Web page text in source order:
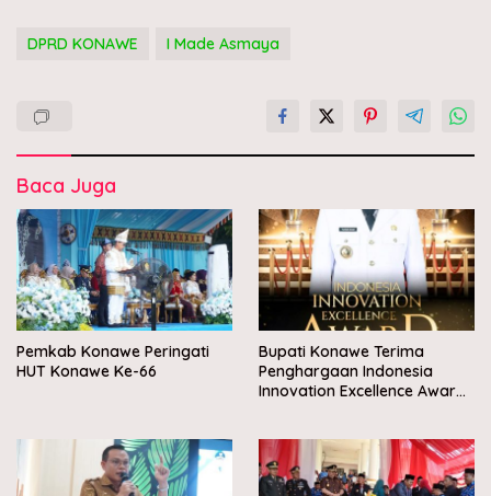
DPRD KONAWE I Made Asmaya
Baca Juga
Pemkab Konawe Peringati
HUT Konawe Ke-66
Bupati Konawe Terima
Penghargaan Indonesia
Innovation Excellence Award